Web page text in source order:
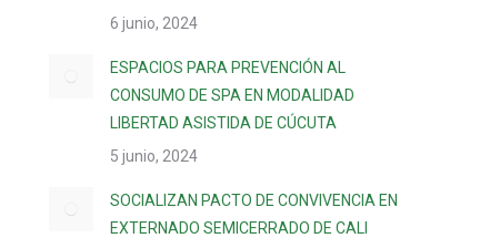
6 junio, 2024
ESPACIOS PARA PREVENCIÓN AL
CONSUMO DE SPA EN MODALIDAD
LIBERTAD ASISTIDA DE CÚCUTA
5 junio, 2024
SOCIALIZAN PACTO DE CONVIVENCIA EN
EXTERNADO SEMICERRADO DE CALI